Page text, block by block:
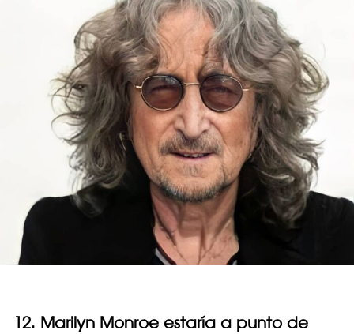
12. Marilyn Monroe estaría a punto de